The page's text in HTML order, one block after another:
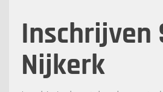
Inschrijven
Nijkerk